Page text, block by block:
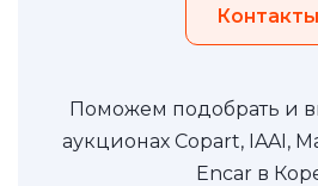
Контакты
Поможем подобрать и
аукционах Copart, IAAI,
Encar в